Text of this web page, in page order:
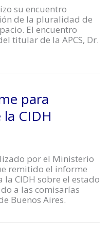
su encuentro
de la pluralidad de
El encuentro
titular de la APCS, Dr.
para
CIDH
por el Ministerio
remitido el informe
la CIDH sobre el estado
a las comisarías
Buenos Aires.